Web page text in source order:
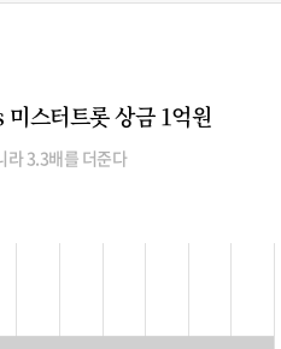
스터트롯 상금 1억원
라 3.3배를 더준다